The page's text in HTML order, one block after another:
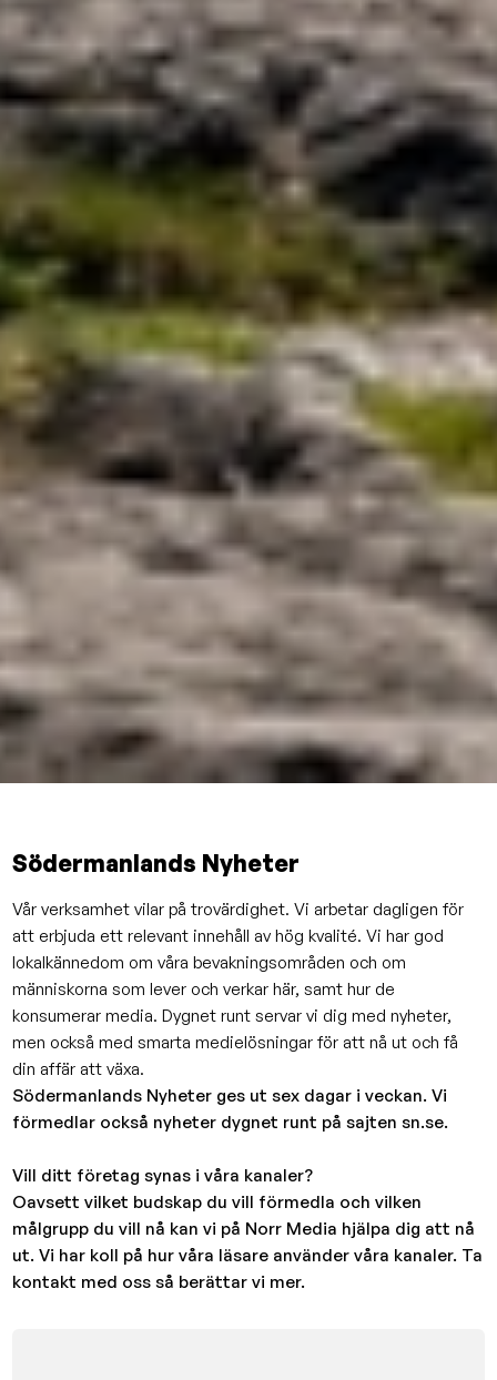
Södermanlands Nyheter
Vår verksamhet vilar på trovärdighet. Vi arbetar dagligen för
att erbjuda ett relevant innehåll av hög kvalité. Vi har god
lokalkännedom om våra bevakningsområden och om
människorna som lever och verkar här, samt hur de
konsumerar media. Dygnet runt servar vi dig med nyheter,
men också med smarta medielösningar för att nå ut och få
din affär att växa.
Södermanlands Nyheter ges ut sex dagar i veckan. Vi
förmedlar också nyheter dygnet runt på sajten sn.se.
Vill ditt företag synas i våra kanaler?
Oavsett vilket budskap du vill förmedla och vilken
målgrupp du vill nå kan vi på Norr Media hjälpa dig att nå
ut. Vi har koll på hur våra läsare använder våra kanaler. Ta
kontakt med oss så berättar vi mer.